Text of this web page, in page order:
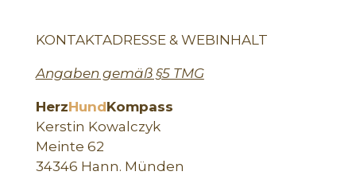
KONTAKTADRESSE & WEBINHALT
Angaben gemäß §5 TMG
HerzHundKompass
Kerstin Kowalczyk
Meinte 62
34346 Hann. Münden